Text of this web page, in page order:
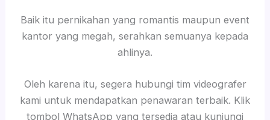
Baik itu pernikahan yang romantis maupun event
kantor yang megah, serahkan semuanya kepada
ahlinya.
Oleh karena itu, segera hubungi tim videografer
kami untuk mendapatkan penawaran terbaik. Klik
tombol WhatsApp yang tersedia atau kunjungi